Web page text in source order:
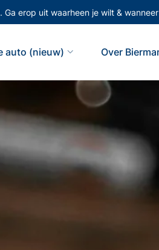
erop uit waarheen je wilt &
auto (nieuw) Over